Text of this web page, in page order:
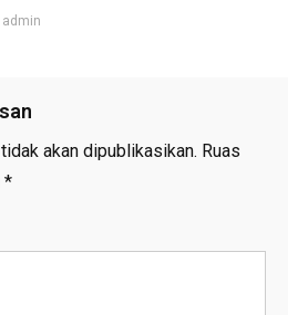
admin
akan dipublikasikan. Ruas
*